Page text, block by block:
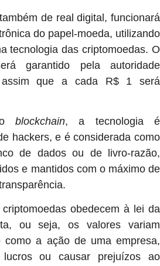
de real digital, funcionará
do papel-moeda, utilizando
tecnologia das criptomoedas. O
garantido pela autoridade
assim que a cada R$ 1 será
blockchain, a tecnologia é
hackers, e é considerada como
de dados ou de livro-razão,
e mantidos com o máximo de
obedecem à lei da
ou seja, os valores variam
como a ação de uma empresa,
ou causar prejuízos ao